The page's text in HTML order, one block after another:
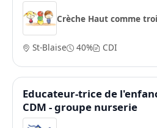
Crèche Haut comme
St-Blaise 40% CDI
Educateur-trice de
CDM - groupe nurserie